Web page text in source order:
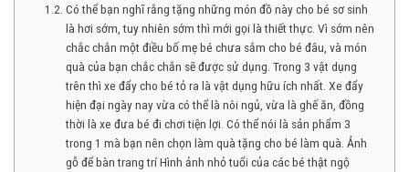
Có thể bạn nghĩ rằng tặng những món đồ này cho bé sơ sinh
là hơi sớm, tuy nhiên sớm thì mới gọi là thiết thực. Vì sớm nên
chắc chắn một điều bố mẹ bé chưa sắm cho bé đâu, và món
quà của bạn chắc chắn sẽ được sử dụng. Trong 3 vật dụng
trên thì xe đẩy cho bé tỏ ra là vật dụng hữu ích nhất. Xe đẩy
hiện đại ngày nay vừa có thể là nôi ngủ, vừa là ghế ăn, đồng
thời là xe đưa bé đi chơi tiện lợi. Có thể nói là sản phẩm 3
trong 1 mà bạn nên chọn làm quà tặng cho bé làm quà. Ảnh
gỗ để bàn trang trí Hình ảnh nhỏ tuổi của các bé thật ngộ